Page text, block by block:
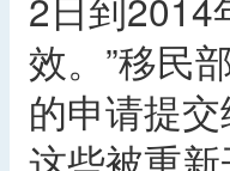
效。”移民
的申请提交